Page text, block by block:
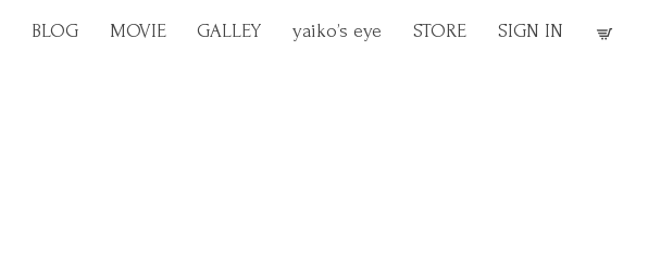
BLOG MOVIE GALLEY yaiko’s eye STORE SIGN IN